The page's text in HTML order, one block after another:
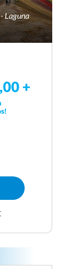
Laguna
+